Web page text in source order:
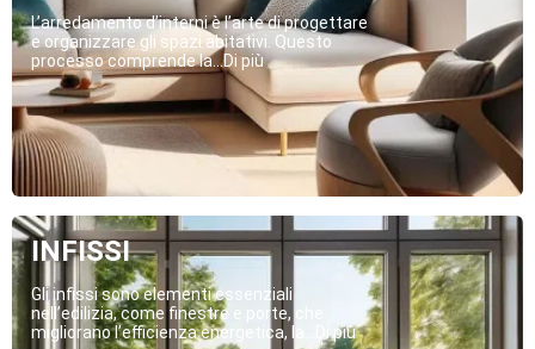
L’arredamento d’interni è l’arte di progettare
e organizzare gli spazi abitativi. Questo
processo comprende la...Di più
INFISSI
Gli infissi sono elementi essenziali
nell’edilizia, come finestre e porte, che
migliorano l’efficienza energetica, la...Di più